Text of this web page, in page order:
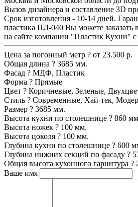
Вызов дизайнера и составление 3D
Срок изготовления - 10-14 дней.
пластика ПЛ-040 Вы можете заказать
на сайте компании "Пластик Кухни" с
Цена за погонный метр ? от 23.500 р.
Общая длина ? 3685 мм.
Фасад ? МДФ, Пластик
Форма ? Прямые
Цвет ? Коричневые, Зеленые,
Стиль ? Современные, Хай-тек,
Размер ? 3685 мм.
Высота кухни по столешнице ? 860
Высота ножек ? 100 мм.
Высота цоколя ? 100 мм.
Глубина кухни по столешнице ? 600
Глубина нижних секций по фасаду ?
Общая высота кухонного гарнитура ?
Ваше имя